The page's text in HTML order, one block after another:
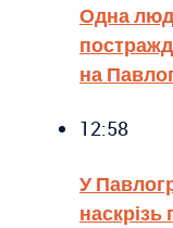
Одна
на
12:58
У